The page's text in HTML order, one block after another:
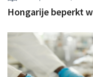
Hongarije beperkt